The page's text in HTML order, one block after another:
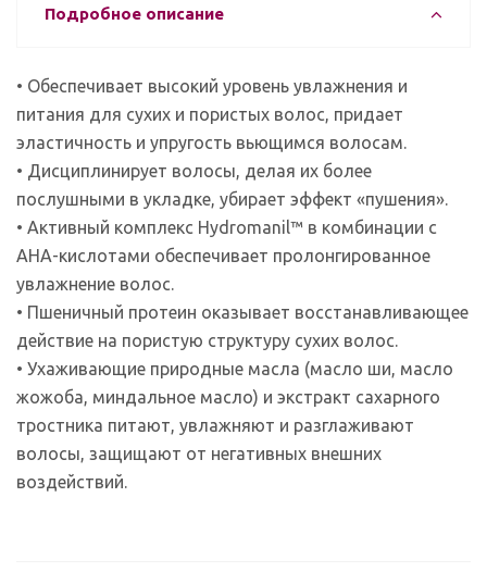
Подробное описание
• Обеспечивает высокий уровень увлажнения и
питания для сухих и пористых волос, придает
эластичность и упругость вьющимся волосам.
• Дисциплинирует волосы, делая их более
послушными в укладке, убирает эффект «пушения».
• Активный комплекс Hydromanil™ в комбинации с
АНА-кислотами обеспечивает пролонгированное
увлажнение волос.
• Пшеничный протеин оказывает восстанавливающее
действие на пористую структуру сухих волос.
• Ухаживающие природные масла (масло ши, масло
жожоба, миндальное масло) и экстракт сахарного
тростника питают, увлажняют и разглаживают
волосы, защищают от негативных внешних
воздействий.